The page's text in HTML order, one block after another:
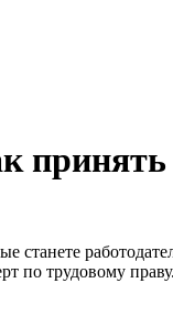
станете
по трудовому праву.